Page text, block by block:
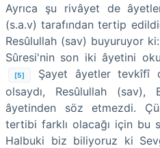
Ayrıca şu rivâyet de
(s.a.v) tarafından tertip
Resûlullah (sav) buyuruyor
Sûresi'nin son iki âyetini
[5]
Şayet âyetler tevkîfî
olsaydı, Resûlullah
âyetinden söz etmezdi.
tertibi farklı olacağı için bu
Halbuki biz biliyoruz ki